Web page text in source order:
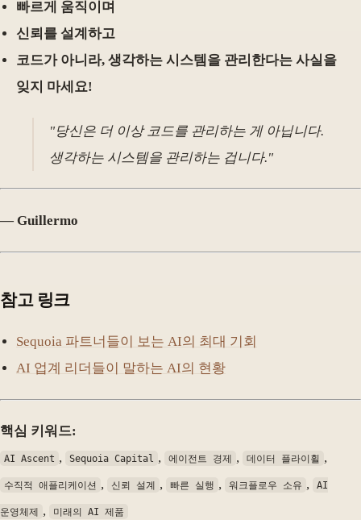
빠르게 움직이며
신뢰를 설계하고
코드가 아니라, 생각하는 시스템을 관리한다는 사실을
잊지 마세요!
"당신은 더 이상 코드를 관리하는 게 아닙니다.
생각하는 시스템을 관리하는 겁니다."
— Guillermo
참고 링크
Sequoia 파트너들이 보는 AI의 최대 기회
AI 업계 리더들이 말하는 AI의 현황
핵심 키워드:
AI Ascent , Sequoia Capital , 에이전트 경제 , 데이터 플라이휠 ,
수직적 애플리케이션 , 신뢰 설계 , 빠른 실행 , 워크플로우 소유 , AI
운영체제 , 미래의 AI 제품